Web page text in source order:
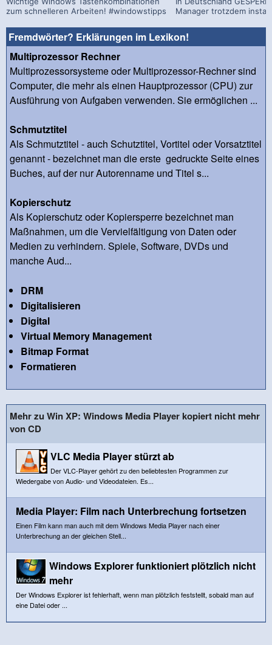
zum schnelleren Arbeiten! #windowstipps
Manager trotzdem
Fremdwörter? Erklärungen im Lexikon!
Multiprozessor Rechner
Multiprozessorsysteme oder Multiprozessor-Rechner sind
Computer, die mehr als einen Hauptprozessor (CPU) zur
Ausführung von Aufgaben verwenden. Sie ermöglichen ...
Schmutztitel
Als Schmutztitel - auch Schutztitel, Vortitel oder Vorsatztitel
genannt - bezeichnet man die erste gedruckte Seite eines
Buches, auf der nur Autorenname und Titel s...
Kopierschutz
Als Kopierschutz oder Kopiersperre bezeichnet man
Maßnahmen, um die Vervielfältigung von Daten oder
Medien zu verhindern. Spiele, Software, DVDs und
manche Aud...
DRM
Digitalisieren
Digital
Virtual Memory Management
Bitmap Format
Formatieren
Mehr zu Win XP: Windows Media Player kopiert nicht mehr
von CD
VLC Media Player stürzt ab
Der VLC-Player gehört zu den beliebtesten Programmen zur
Wiedergabe von Audio- und Videodateien. Es...
Media Player: Film nach Unterbrechung fortsetzen
Einen Film kann man auch mit dem Windows Media Player nach einer
Unterbrechung an der gleichen Stell...
Windows Explorer funktioniert plötzlich nicht
mehr
Der Windows Explorer ist fehlerhaft, wenn man plötzlich feststellt, sobald man auf
eine Datei oder ...